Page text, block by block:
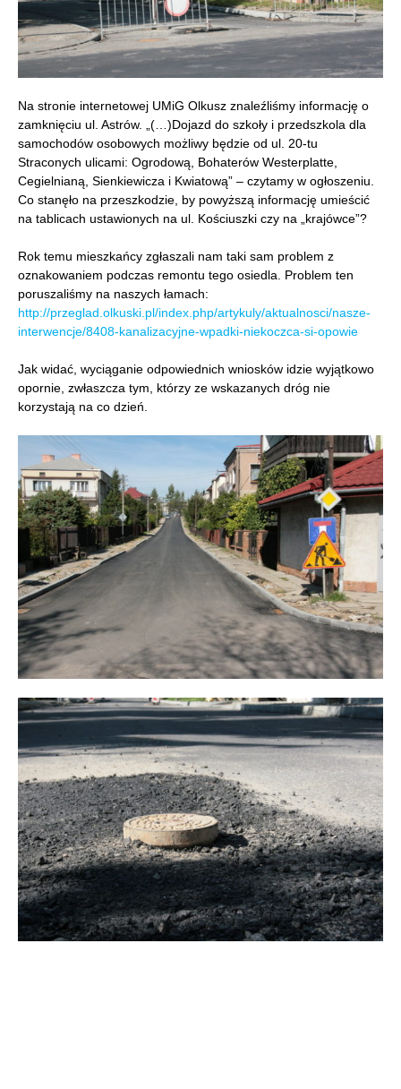
Na stronie internetowej UMiG Olkusz znaleźliśmy informację o
zamknięciu ul. Astrów. „(…)Dojazd do szkoły i przedszkola dla
samochodów osobowych możliwy będzie od ul. 20-tu
Straconych ulicami: Ogrodową, Bohaterów Westerplatte,
Cegielnianą, Sienkiewicza i Kwiatową” – czytamy w ogłoszeniu.
Co stanęło na przeszkodzie, by powyższą informację umieścić
na tablicach ustawionych na ul. Kościuszki czy na „krajówce”?
Rok temu mieszkańcy zgłaszali nam taki sam problem z
oznakowaniem podczas remontu tego osiedla. Problem ten
poruszaliśmy na naszych łamach:
http://przeglad.olkuski.pl/index.php/artykuly/aktualnosci/nasze-
interwencje/8408-kanalizacyjne-wpadki-niekoczca-si-opowie
Jak widać, wyciąganie odpowiednich wniosków idzie wyjątkowo
opornie, zwłaszcza tym, którzy ze wskazanych dróg nie
korzystają na co dzień.